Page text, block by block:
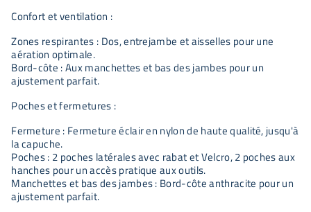
Confort et ventilation :
Zones respirantes : Dos, entrejambe et aisselles pour une
aération optimale.
Bord-côte : Aux manchettes et bas des jambes pour un
ajustement parfait.
Poches et fermetures :
Fermeture : Fermeture éclair en nylon de haute qualité, jusqu'à
la capuche.
Poches : 2 poches latérales avec rabat et Velcro, 2 poches aux
hanches pour un accès pratique aux outils.
Manchettes et bas des jambes : Bord-côte anthracite pour un
ajustement parfait.